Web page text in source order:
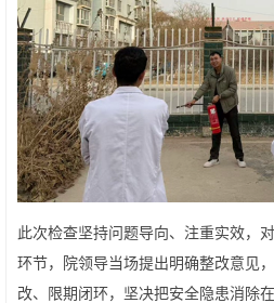
此次检查坚持问题导向、注重实效，
环节，院领导当场提出明确整改意见
改、限期闭环，坚决把安全隐患消除